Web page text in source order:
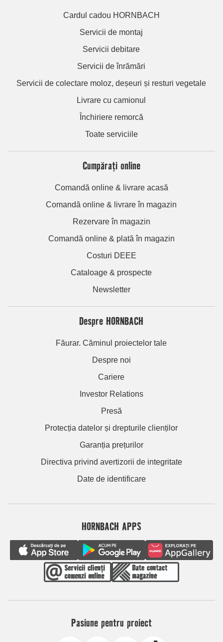
Cardul cadou HORNBACH
Servicii de montaj
Servicii debitare
Servicii de înrămări
Servicii de colectare moloz, deșeuri și resturi vegetale
Livrare cu camionul
Închiriere remorcă
Toate serviciile
Cumpărați online
Comandă online & livrare acasă
Comandă online & livrare în magazin
Rezervare în magazin
Comandă online & plată în magazin
Costuri DEEE
Cataloage & prospecte
Newsletter
Despre HORNBACH
Făurar. Căminul proiectelor tale
Despre noi
Cariere
Investor Relations
Presă
Protecția datelor și drepturile clienților
Garanția prețurilor
Directiva privind avertizorii de integritate
Date de identificare
HORNBACH APPS
Pasiune pentru proiect